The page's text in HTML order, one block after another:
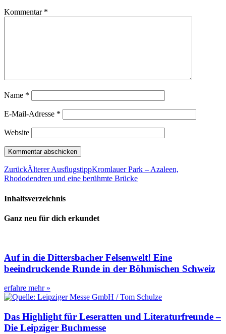
Kommentar *
Name *
E-Mail-Adresse *
Website
ZurückÄlterer AusflugstippKromlauer Park – Azaleen,
Rhododendren und eine berühmte Brücke
Inhaltsverzeichnis
Ganz neu für dich erkundet
Auf in die Dittersbacher Felsenwelt! Eine
beeindruckende Runde in der Böhmischen Schweiz
erfahre mehr »
Das Highlight für Leseratten und Literaturfreunde –
Die Leipziger Buchmesse